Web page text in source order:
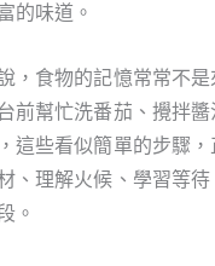
的味道。
，食物的記憶常常不
前幫忙洗番茄、攪拌
這些看似簡單的步驟
、理解火候、學習等
。